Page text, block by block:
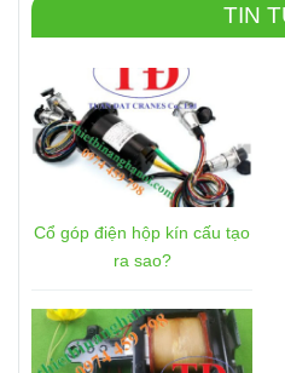
TIN
Cổ góp điện hộp kín cấu tạo
ra sao?